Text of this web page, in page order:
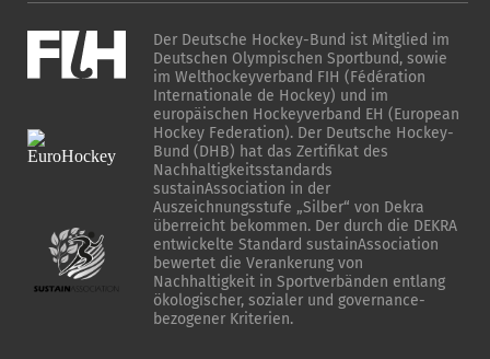
Der Deutsche Hockey-Bund ist Mitglied im
Deutschen Olympischen Sportbund, sowie
im Welthockeyverband FIH (Fédération
Internationale de Hockey) und im
europäischen Hockeyverband EH (European
Hockey Federation). Der Deutsche Hockey-
Bund (DHB) hat das Zertifikat des
Nachhaltigkeitsstandards
sustainAssociation in der
Auszeichnungsstufe „Silber“ von Dekra
überreicht bekommen. Der durch die DEKRA
entwickelte Standard sustainAssociation
bewertet die Verankerung von
Nachhaltigkeit in Sportverbänden entlang
ökologischer, sozialer und governance-
bezogener Kriterien.